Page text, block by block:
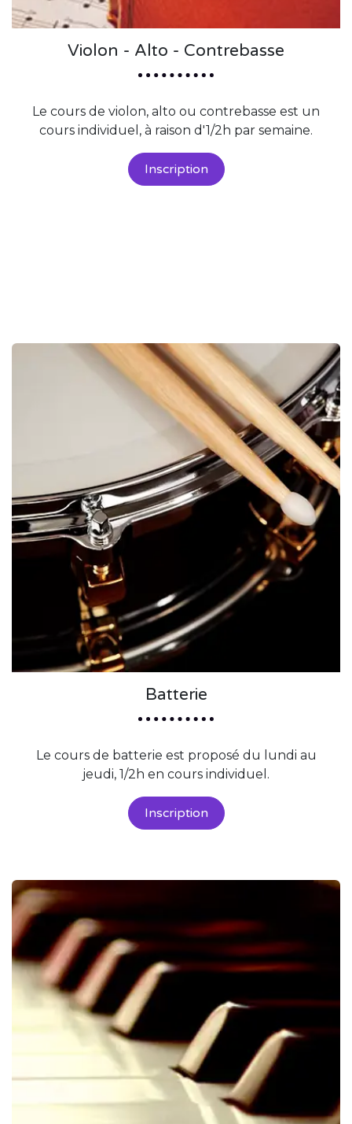
Violon - Alto - Contrebasse
Le cours de violon, alto ou contrebasse est un
cours individuel, à raison d'1/2h par semaine.
Inscription
Batterie
Le cours de batterie est proposé du lundi au
jeudi, 1/2h en cours individuel.
Inscription